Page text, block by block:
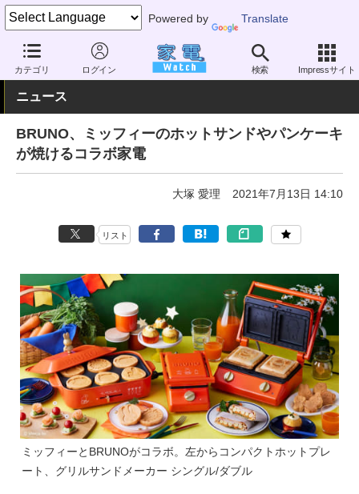
Powered by Translate
カテゴリ ログイン 検索 Impressサイト
家電 Watch 生活家電 キッチン家電 ホットプレート
ニュース
BRUNO、ミッフィーのホットサンドやパンケーキ
が焼けるコラボ家電
大塚 愛理 2021年7月13日 14:10
リスト
ミッフィーとBRUNOがコラボ。左からコンパクトホットプレ
ート、グリルサンドメーカー シングル/ダブル